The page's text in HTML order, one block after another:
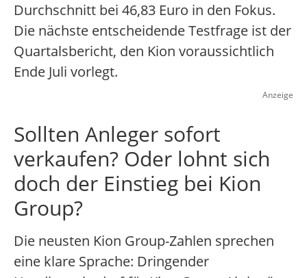
Durchschnitt bei 46,83 Euro in den Fokus.
Die nächste entscheidende Testfrage ist der
Quartalsbericht, den Kion voraussichtlich
Ende Juli vorlegt.
Anzeige
Sollten Anleger sofort
verkaufen? Oder lohnt sich
doch der Einstieg bei Kion
Group?
Die neusten Kion Group-Zahlen sprechen
eine klare Sprache: Dringender